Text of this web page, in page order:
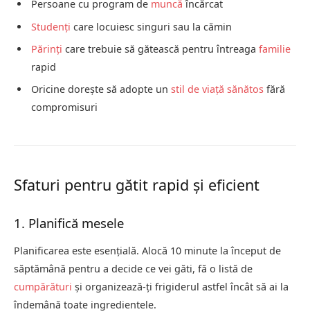
Persoane cu program de muncă încărcat
Studenți care locuiesc singuri sau la cămin
Părinți care trebuie să gătească pentru întreaga familie
rapid
Oricine dorește să adopte un stil de viață sănătos fără
compromisuri
Sfaturi pentru gătit rapid și eficient
1. Planifică mesele
Planificarea este esențială. Alocă 10 minute la început de
săptămână pentru a decide ce vei găti, fă o listă de
cumpărături și organizează-ți frigiderul astfel încât să ai la
îndemână toate ingredientele.